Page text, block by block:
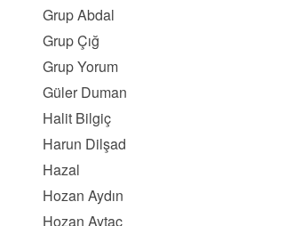
Grup Abdal
Grup Çığ
Grup Yorum
Güler Duman
Halit Bilgiç
Harun Dilşad
Hazal
Hozan Aydın
Hozan Aytaç